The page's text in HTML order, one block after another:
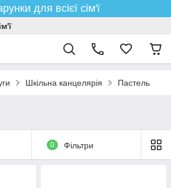
для всієї сім'ї
Шкільна канцелярія Пастель
0 Фільтри